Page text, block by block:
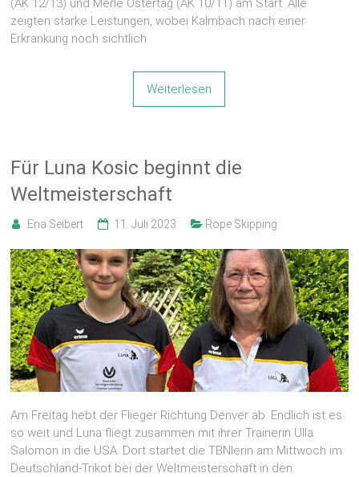
(AK 12/13) und Merle Ostertag (AK 10/11) am Start. Alle
zeigten starke Leistungen, wobei Kalmbach nach einer
Erkrankung noch sichtlich
Weiterlesen
Für Luna Kosic beginnt die
Weltmeisterschaft
Ena Seibert 11. Juli 2023 Rope Skipping
Am Freitag hebt der Flieger Richtung Denver ab. Endlich ist es
so weit und Luna fliegt zusammen mit ihrer Trainerin Ulla
Salomon in die USA. Dort startet die TBNlerin am Mittwoch im
Deutschland-Trikot bei der Weltmeisterschaft in den